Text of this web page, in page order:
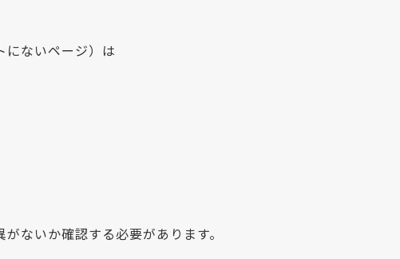
にないページ）は
ないか確認する必要があります。